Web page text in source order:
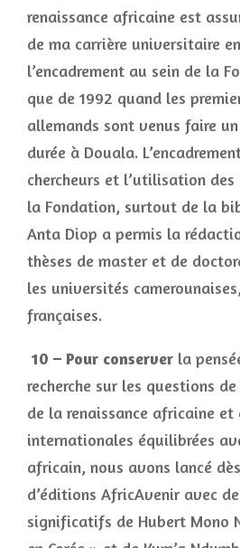
renaissance africaine est
de ma carrière universitaire
l’encadrement au sein de la
que de 1992 quand les
allemands sont venus faire
durée à Douala.
chercheurs et l’utilisation
la Fondation, surtout de la
Anta Diop a permis la
thèses de master et de
les universités
françaises.
10 – Pour conserver la
recherche sur les questions
de la renaissance africaine et
internationales équilibrées
africain, nous avons lancé
d’éditions AfricAvenir avec
significatifs de Hubert Mono